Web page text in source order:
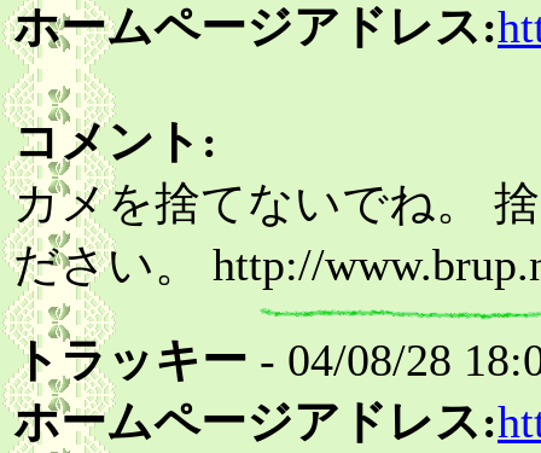
ホームページアドレス:
コメント:
カメを捨てないでね。
ださい。 http://
トラッキー - 04/08/28
ホームページアドレス: